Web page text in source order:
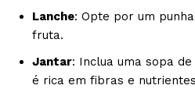
Lanche: Opte por um
fruta.
Jantar: Inclua uma sopa
é rica em fibras e